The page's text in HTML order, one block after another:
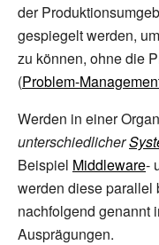
der
gespiegelt werden,
zu können, ohne die
(Problem-
Werden in einer
unterschiedlicher
Beispiel Middleware-
werden diese parallel
nachfolgend genannt
Ausprägungen.